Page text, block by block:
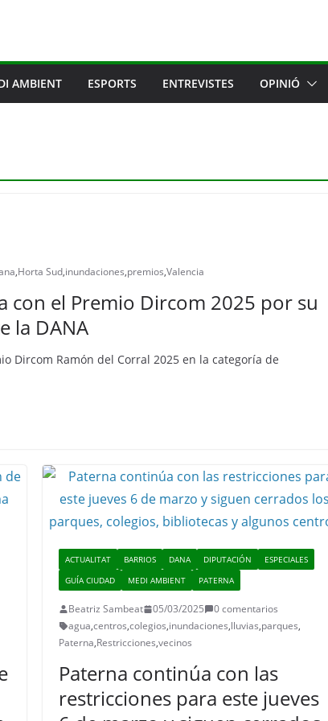
AMBIENT ESPORTS ENTREVISTES OPINIÓ
,Horta Sud,inundaciones,premios,Valencia
con el Premio Dircom 2025 por su
la DANA
Dircom Ramón del Corral 2025 en la categoría de
ACTUALITAT BARRIOS DANA DIPUTACIÓN
ESPECIALES
GUÍA CIUDAD
MEDI AMBIENT PATERNA
Beatriz Sambeat 05/03/2025
0 comentarios
agua,centros,colegios,inundaciones,lluvias,parques,
Paterna,Restricciones,vecinos
Paterna continúa con las
restricciones para este jueves